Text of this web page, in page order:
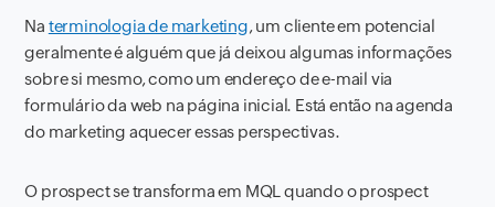
Na terminologia de marketing, um cliente em potencial
geralmente é alguém que já deixou algumas informações
sobre si mesmo, como um endereço de e-mail via
formulário da web na página inicial. Está então na agenda
do marketing aquecer essas perspectivas.
O prospect se transforma em MQL quando o prospect